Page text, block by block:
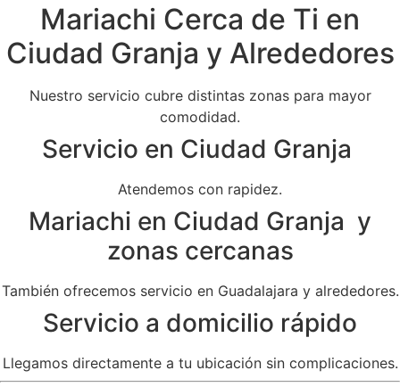
Mariachi Cerca de Ti en
Ciudad Granja y Alrededores
Nuestro servicio cubre distintas zonas para mayor
comodidad.
Servicio en Ciudad Granja
Atendemos con rapidez.
Mariachi en Ciudad Granja y
zonas cercanas
También ofrecemos servicio en Guadalajara y alrededores.
Servicio a domicilio rápido
Llegamos directamente a tu ubicación sin complicaciones.